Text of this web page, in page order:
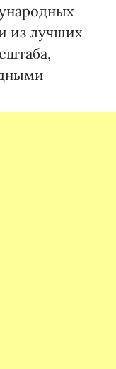
из лучших